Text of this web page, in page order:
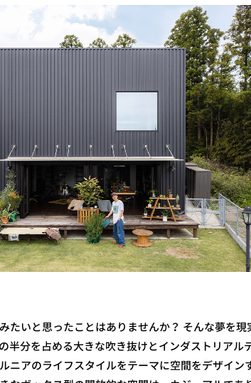
たいと思ったことはありませんか？ そんな夢を
の半分を占める大きな吹き抜けとインダストリア
ニアのライフスタイルをテーマに空間をデザイン